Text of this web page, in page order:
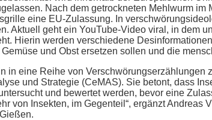
Nach dem getrockneten Mehlwurm
eine EU-Zulassung. In
Aktuell geht ein YouTube-Video viral, in dem
Hierin werden verschiedene
und Obst ersetzen sollen und die
in eine Reihe von Verschwörungserzählungen
und Strategie (CeMAS). Sie betont, dass
und bewertet werden, bevor eine
von Insekten, im Gegenteil“, ergänzt